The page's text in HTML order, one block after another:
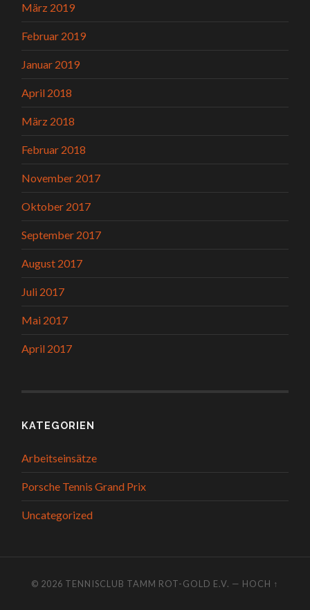
März 2019
Februar 2019
Januar 2019
April 2018
März 2018
Februar 2018
November 2017
Oktober 2017
September 2017
August 2017
Juli 2017
Mai 2017
April 2017
KATEGORIEN
Arbeitseinsätze
Porsche Tennis Grand Prix
Uncategorized
© 2026 TENNISCLUB TAMM ROT-GOLD E.V. — HOCH ↑